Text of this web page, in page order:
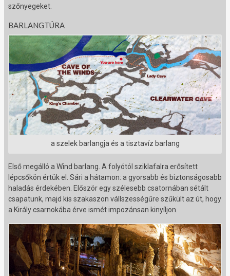
szőnyegeket.
BARLANGTÚRA
a szelek barlangja és a tisztavíz barlang
Első megálló a Wind barlang. A folyótól sziklafalra erősített
lépcsőkön értük el. Sári a hátamon: a gyorsabb és biztonságosabb
haladás érdekében. Először egy szélesebb csatornában sétált
csapatunk, majd kis szakaszon vállszességűre szűkült az út, hogy
a Király csarnokába érve ismét impozánsan kinyíljon.